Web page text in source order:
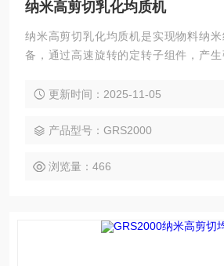
纳米高剪切乳化均质机
纳米高剪切乳化均质机是实现物料纳
备，通过高速旋转的定转子组件，产生
配医药、化妆品、食品等领域，能保障
更新时间：2025-11-05
产品型号：GRS2000
浏览量：466